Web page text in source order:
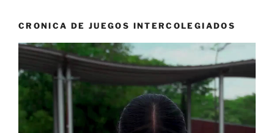
CRONICA DE JUEGOS INTERCOLEGIADOS
Reproductor
vídeo